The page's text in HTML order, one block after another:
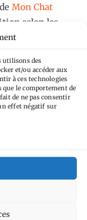
utilisons des
et/ou accéder aux
à ces technologies
que le comportement de
de ne pas consentir
effet négatif sur
de Mon Chat
selon les
.
mcalp.fr.
Andorre